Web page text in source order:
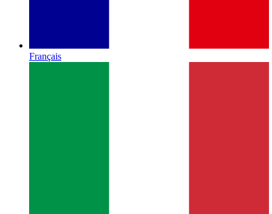
Français